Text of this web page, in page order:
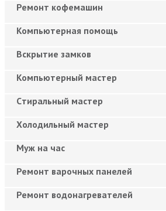
Ремонт кофемашин
Компьютерная помощь
Вскрытие замков
Компьютерный мастер
Cтиральный мастер
Холодильный мастер
Муж на час
Ремонт варочных панелей
Ремонт водонагревателей